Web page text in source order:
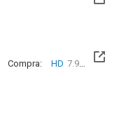
Compra: HD 7.99 €